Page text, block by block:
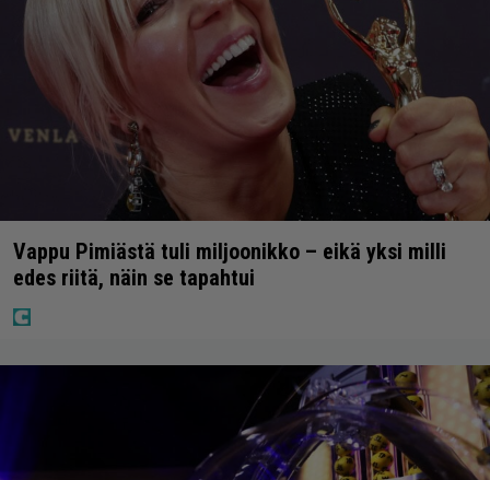
Vappu Pimiästä tuli miljoonikko – eikä yksi milli
edes riitä, näin se tapahtui